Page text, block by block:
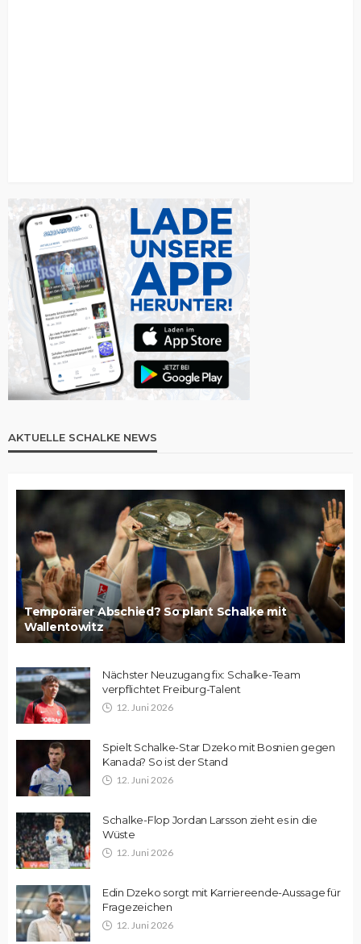
AKTUELLE SCHALKE NEWS
Temporärer Abschied? So plant Schalke mit
Wallentowitz
Nächster Neuzugang fix: Schalke-Team
verpflichtet Freiburg-Talent
12. Juni 2026
Spielt Schalke-Star Dzeko mit Bosnien gegen
Kanada? So ist der Stand
12. Juni 2026
Schalke-Flop Jordan Larsson zieht es in die
Wüste
12. Juni 2026
Edin Dzeko sorgt mit Karriereende-Aussage für
Fragezeichen
12. Juni 2026